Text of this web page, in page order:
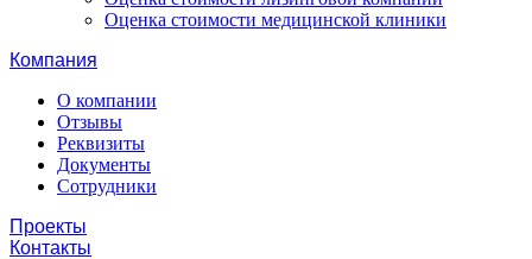
Оценка стоимости медицинской клиники
Компания
О компании
Отзывы
Реквизиты
Документы
Сотрудники
Проекты
Контакты